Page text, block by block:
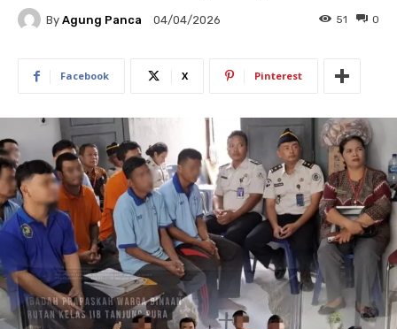
By Agung Panca 04/04/2026 0
51
Facebook X Pinterest